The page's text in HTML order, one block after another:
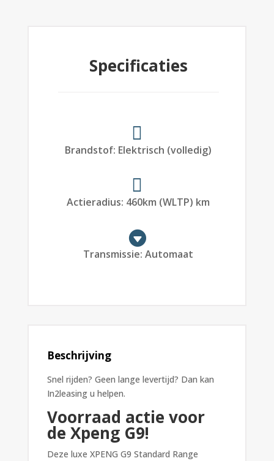
Specificaties
Brandstof: Elektrisch (volledig)
Actieradius: 460km (WLTP) km
Transmissie:Automaat
Beschrijving
Snel rijden? Geen lange levertijd? Dan kan
In2leasing u helpen.
Voorraad actie voor
de Xpeng G9!
Deze luxe XPENG G9 Standard Range